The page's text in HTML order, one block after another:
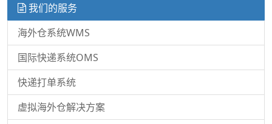
我们的服务
海外仓系统WMS
国际快递系统OMS
快递打单系统
虚拟海外仓解决方案